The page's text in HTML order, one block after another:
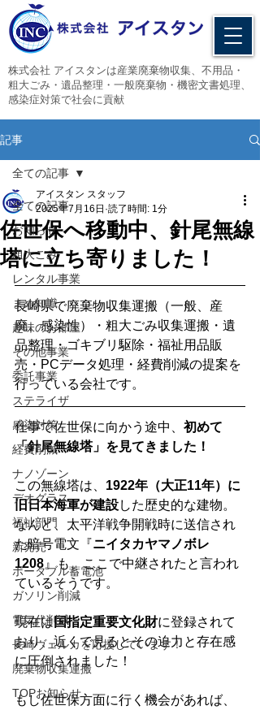
​株式会社 アイスタンは産業廃棄物収集、不用品・
粗大ごみ・遺品整理・一般廃棄物・機密文書処理、
感染症対策で社会に貢献
記事
全ての記事
お知らせ
粗大ごみ
レンタル事業
まめ知識
趣味のお部屋
その他事業
委託事業
ステライザ
感染対策
経費削減
ナノゾーン
デオグラス
福祉部門
新発売
ポータブル蓄電池
ガソリン削減
電気代削減
長崎ヴェルカを応援しています！
廃棄物収集運搬
TOPお知らせ
全ての記事
佐世保へ移動中、針尾無線
塔に立ち寄りました！
アイスタン スタッフ
2025年7月16日 読了時間: 1分
長崎県で廃棄物収集運搬（一般、産
廃、感染性）・粗大ごみ収集運搬・遺
品整理・ゴキブリ駆除・福祉用品販
売・PCデータ処理・経費削減の提案を
行っている会社です。
仕事で佐世保に向かう途中、 初めて
「針尾無線塔」を見てきました！
この無線塔は、 1922年（大正11年）に
旧日本海軍が建設した歴史的な建物。
なんと、太平洋戦争開戦時に送信され
た暗号電文『ニイタカヤマノボレ
1208 』も、ここで中継されたと言われ
ているそうです。
現在は国指定重要文化財に登録されて
おり、近くで見るとその迫力と存在感
に圧倒されました！
もし佐世保方面に行く機会があれば、